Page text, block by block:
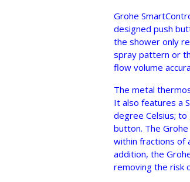
Grohe
designed push
the shower only
spray pattern or
flow volume
The metal
It also features a
degree Celsius;
button. The
within fractions of
addition, the
removing the risk